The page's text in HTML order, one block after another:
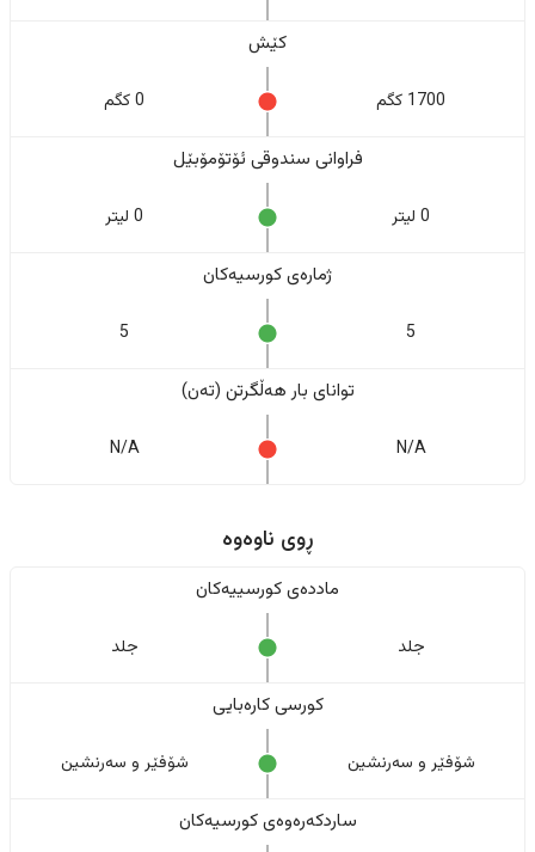
کێش
1700 کگم 0 کگم
فراوانی سندوقی ئۆتۆمۆبێل
0 لیتر 0 لیتر
ژمارەی کورسیەکان
5
5
تواناى بار هەڵگرتن (تەن)
N/A
N/A
ڕوی ناوەوە
ماددەی کورسییەکان
جلد جلد
کورسی کارەبایی
شۆفێر و سەرنشین شۆفێر و سەرنشین
ساردکەرەوەی کورسیەکان